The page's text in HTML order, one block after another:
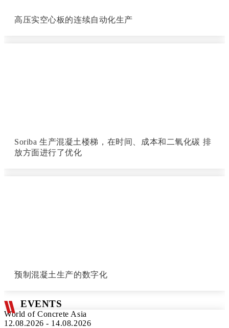
高压实空心板的连续自动化生产
Soriba 生产混凝土楼梯，在时间、成本和二氧化碳 排
放方面进行了优化
预制混凝土生产的数字化
EVENTS
World of Concrete Asia
12.08.2026 - 14.08.2026